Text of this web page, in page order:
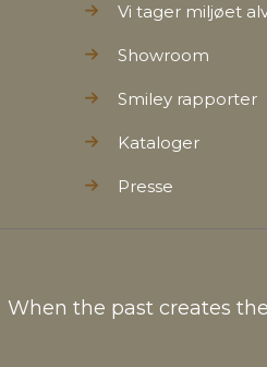
Vi tager miljøet
Showroom
Smiley rapporter
Kataloger
Presse
When the past creates